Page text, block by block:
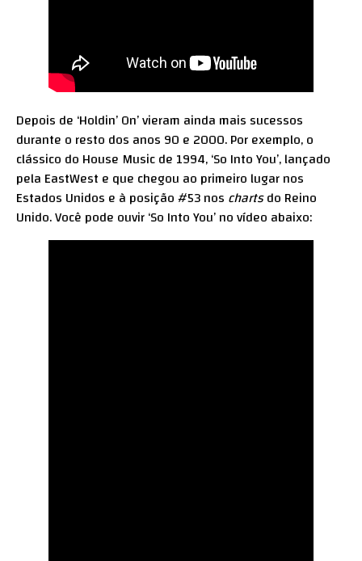
Depois de ‘Holdin’ On’ vieram ainda mais sucessos
durante o resto dos anos 90 e 2000. Por exemplo, o
clássico do House Music de 1994, ‘So Into You’, lançado
pela EastWest e que chegou ao primeiro lugar nos
Estados Unidos e à posição #53 nos chartsdo Reino
Unido. Você pode ouvir ‘So Into You’ no vídeo abaixo: